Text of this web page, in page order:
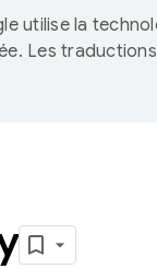
utilise la
Les